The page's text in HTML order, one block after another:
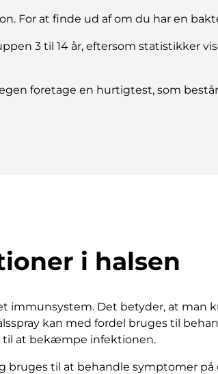
For at finde ud af om du har en
3 til 14 år, eftersom statistikker
foretage en hurtigtest, som
i halsen
Det betyder, at man
kan med fordel bruges til
til at bekæmpe infektionen.
bruges til at behandle symptomer